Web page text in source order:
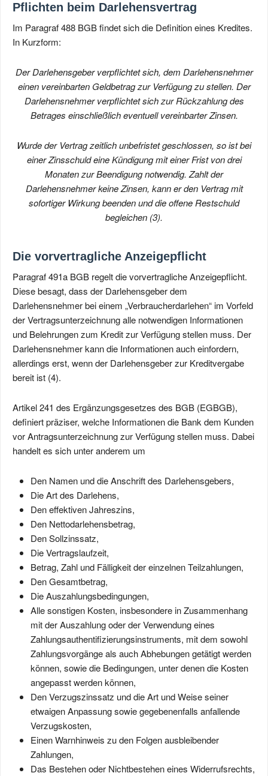
Pflichten beim Darlehensvertrag
Im Paragraf 488 BGB findet sich die Definition eines Kredites.
In Kurzform:
Der Darlehensgeber verpflichtet sich, dem Darlehensnehmer
einen vereinbarten Geldbetrag zur Verfügung zu stellen. Der
Darlehensnehmer verpflichtet sich zur Rückzahlung des
Betrages einschließlich eventuell vereinbarter Zinsen.
Wurde der Vertrag zeitlich unbefristet geschlossen, so ist bei
einer Zinsschuld eine Kündigung mit einer Frist von drei
Monaten zur Beendigung notwendig. Zahlt der
Darlehensnehmer keine Zinsen, kann er den Vertrag mit
sofortiger Wirkung beenden und die offene Restschuld
begleichen (3).
Die vorvertragliche Anzeigepflicht
Paragraf 491a BGB regelt die vorvertragliche Anzeigepflicht.
Diese besagt, dass der Darlehensgeber dem
Darlehensnehmer bei einem „Verbraucherdarlehen“ im Vorfeld
der Vertragsunterzeichnung alle notwendigen Informationen
und Belehrungen zum Kredit zur Verfügung stellen muss. Der
Darlehensnehmer kann die Informationen auch einfordern,
allerdings erst, wenn der Darlehensgeber zur Kreditvergabe
bereit ist (4).
Artikel 241 des Ergänzungsgesetzes des BGB (EGBGB),
definiert präziser, welche Informationen die Bank dem Kunden
vor Antragsunterzeichnung zur Verfügung stellen muss. Dabei
handelt es sich unter anderem um
Den Namen und die Anschrift des Darlehensgebers,
Die Art des Darlehens,
Den effektiven Jahreszins,
Den Nettodarlehensbetrag,
Den Sollzinssatz,
Die Vertragslaufzeit,
Betrag, Zahl und Fälligkeit der einzelnen Teilzahlungen,
Den Gesamtbetrag,
Die Auszahlungsbedingungen,
Alle sonstigen Kosten, insbesondere in Zusammenhang
mit der Auszahlung oder der Verwendung eines
Zahlungsauthentifizierungsinstruments, mit dem sowohl
Zahlungsvorgänge als auch Abhebungen getätigt werden
können, sowie die Bedingungen, unter denen die Kosten
angepasst werden können,
Den Verzugszinssatz und die Art und Weise seiner
etwaigen Anpassung sowie gegebenenfalls anfallende
Verzugskosten,
Einen Warnhinweis zu den Folgen ausbleibender
Zahlungen,
Das Bestehen oder Nichtbestehen eines Widerrufsrechts,